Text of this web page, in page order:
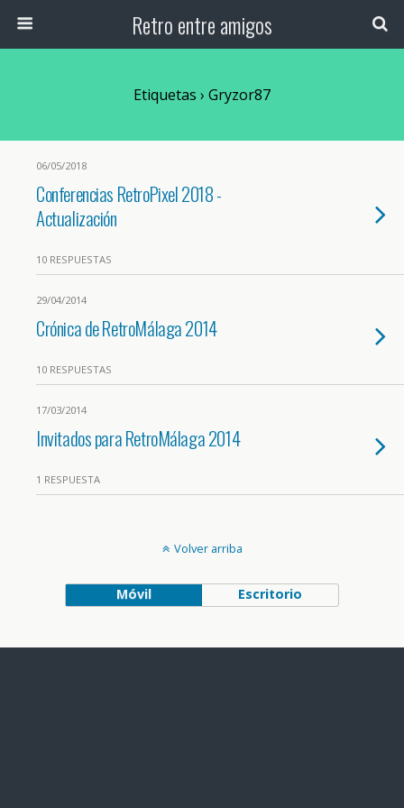
Retro entre amigos
Etiquetas › Gryzor87
06/05/2018
Conferencias RetroPixel 2018 -
Actualización
10 RESPUESTAS
29/04/2014
Crónica de RetroMálaga 2014
10 RESPUESTAS
17/03/2014
Invitados para RetroMálaga 2014
1 RESPUESTA
Volver arriba
Móvil Escritorio